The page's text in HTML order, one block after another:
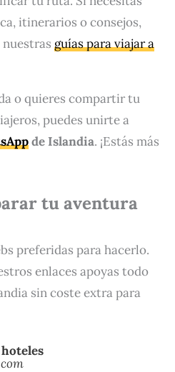
itinerarios o consejos,
guías para viajar a
o quieres compartir tu
puedes unirte a
de Islandia. ¡Estás más
tu aventura
preferidas para hacerlo.
enlaces apoyas todo
sin coste extra para